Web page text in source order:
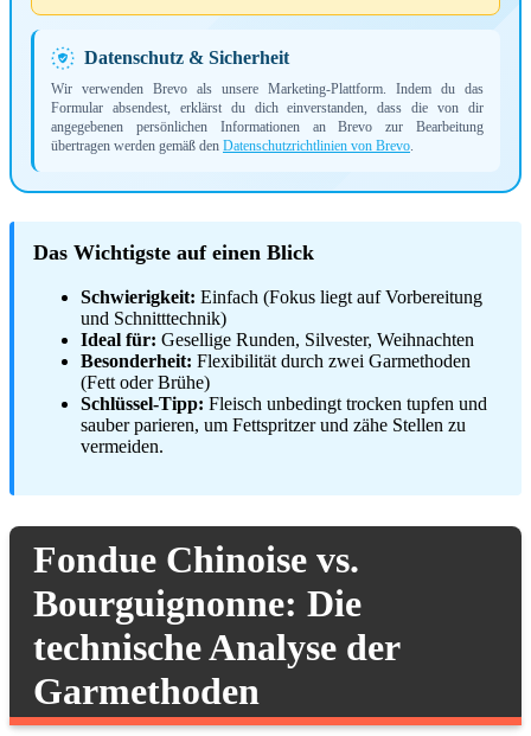
Datenschutz & Sicherheit
Wir verwenden Brevo als unsere Marketing-Plattform. Indem du das
Formular absendest, erklärst du dich einverstanden, dass die von dir
angegebenen persönlichen Informationen an Brevo zur Bearbeitung
übertragen werden gemäß den Datenschutzrichtlinien von Brevo.
Das Wichtigste auf einen Blick
Schwierigkeit: Einfach (Fokus liegt auf Vorbereitung
und Schnitttechnik)
Ideal für: Gesellige Runden, Silvester, Weihnachten
Besonderheit: Flexibilität durch zwei Garmethoden
(Fett oder Brühe)
Schlüssel-Tipp: Fleisch unbedingt trocken tupfen und
sauber parieren, um Fettspritzer und zähe Stellen zu
vermeiden.
Fondue Chinoise vs.
Bourguignonne: Die
technische Analyse der
Garmethoden